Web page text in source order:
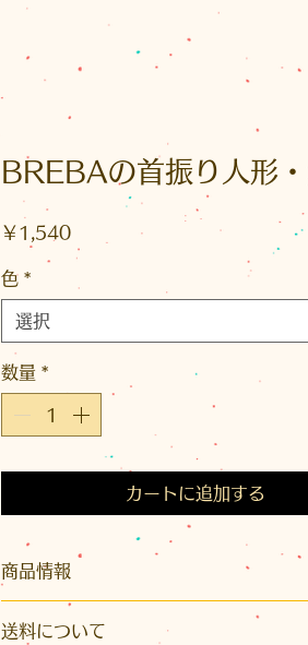
BREBAの首振り人形
￥1,540価
格
色 *
選択
数量 *
カートに追加する
商品情報
サイズ：高さ約65mm × 幅約30mm × 長
100mm
送料について